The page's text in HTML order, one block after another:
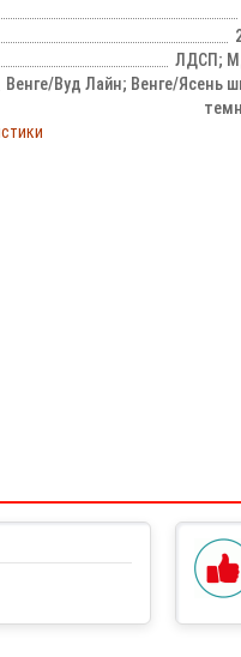
ЛДСП;
Венге/Вуд Лайн; Венге/Ясень